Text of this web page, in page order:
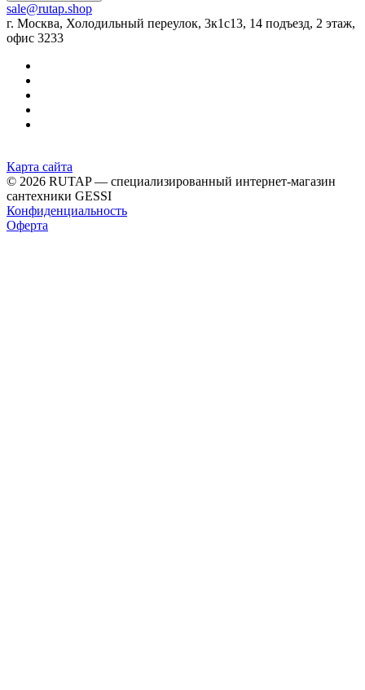
sale@rutap.shop
г. Москва, Холодильный переулок, 3к1с13, 14 подъезд, 2 этаж,
офис 3233
Карта сайта
© 2026 RUTAP — специализированный интернет-магазин
сантехники GESSI
Конфиденциальность
Оферта